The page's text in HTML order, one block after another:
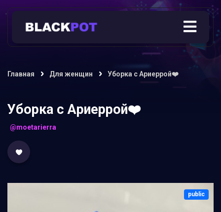
Главная Для женщин Уборка с Ариеррой❤️
Уборка с Ариеррой❤️
@moetarierra
public